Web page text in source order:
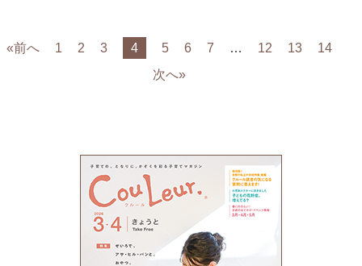
«前へ 1 2 3 4 5 6 7 … 12 13
14
次へ»